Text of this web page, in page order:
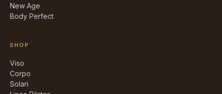
New Age
Body Perfect
SHOP
Viso
Corpo
Solari